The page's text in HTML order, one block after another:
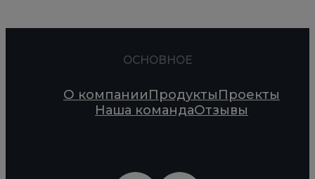
ОСНОВНОЕ
О компанииПродуктыПроекты
Наша командаОтзывы